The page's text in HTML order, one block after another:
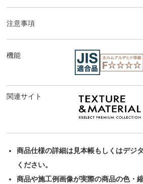
注意事項
機能
関連サイト
商品仕様の詳細は見本帳もしくはデジ
ください。
商品や施工例画像が実際の商品の色・